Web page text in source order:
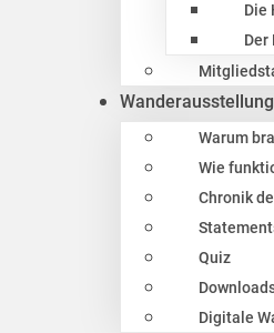
Die
Der
Warum
Wie
Chronik
Quiz
Digitale